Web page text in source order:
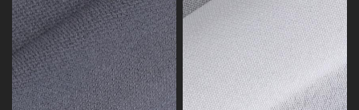
の
イ
ン
タ
ー
ラ
ン
ー
カ
ラ
ー